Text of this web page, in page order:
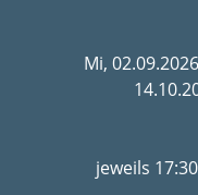
Mi, 02.09.2026
jeweils